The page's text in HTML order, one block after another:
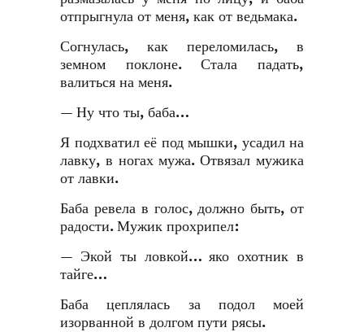
отпрыгнула от меня, как от ведьмака.
Согнулась, как переломилась, в
земном поклоне. Стала падать,
валиться на меня.
— Ну что ты, баба…
Я подхватил её под мышки, усадил на
лавку, в ногах мужа. Отвязал мужика
от лавки.
Баба ревела в голос, должно быть, от
радости. Мужик прохрипел:
— Экой ты ловкой… яко охотник в
тайге…
Баба цеплялась за подол моей
изорванной в долгом пути рясы.